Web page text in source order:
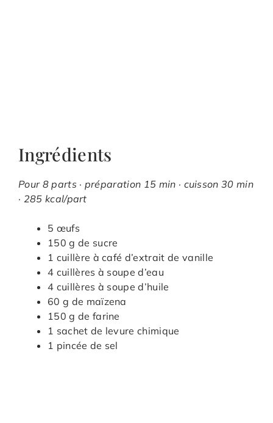
Ingrédients
Pour 8 parts · préparation 15 min · cuisson 30 min
· 285 kcal/part
5 œufs
150 g de sucre
1 cuillère à café d’extrait de vanille
4 cuillères à soupe d’eau
4 cuillères à soupe d’huile
60 g de maïzena
150 g de farine
1 sachet de levure chimique
1 pincée de sel